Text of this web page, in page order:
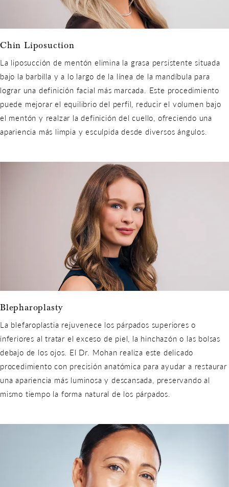
Chin Liposuction
La liposucción de mentón elimina la grasa persistente situada
bajo la barbilla y a lo largo de la línea de la mandíbula para
lograr una definición facial más marcada. Este procedimiento
puede mejorar el equilibrio del perfil, reducir el volumen bajo
el mentón y realzar la definición del cuello, ofreciendo una
apariencia más limpia y esculpida desde diversos ángulos.
Blepharoplasty
La blefaroplastia rejuvenece los párpados superiores o
inferiores al tratar el exceso de piel, la hinchazón o las bolsas
debajo de los ojos. El Dr. Mohan realiza este delicado
procedimiento con precisión anatómica para ayudar a restaurar
una apariencia más luminosa y descansada, preservando al
mismo tiempo la forma natural de los párpados.